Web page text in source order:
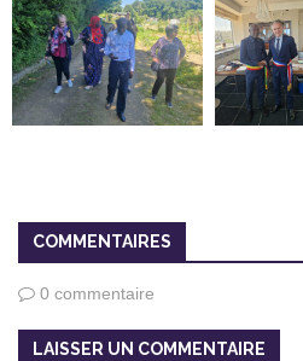
COMMENTAIRES
0 commentaire
LAISSER UN COMMENTAIRE